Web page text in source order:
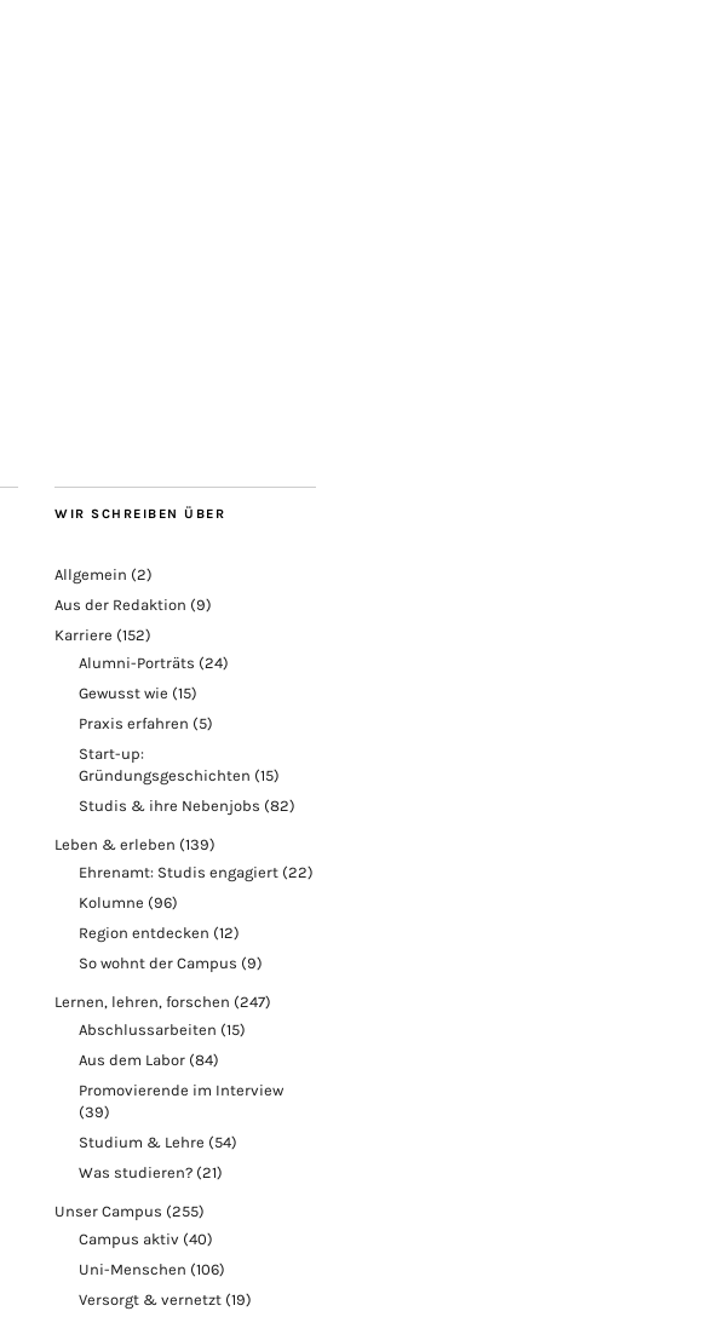
WIR SCHREIBEN ÜBER
Allgemein (2)
Aus der Redaktion (9)
Karriere (152)
Alumni-Porträts (24)
Gewusst wie (15)
Praxis erfahren (5)
Start-up:
Gründungsgeschichten (15)
Studis & ihre Nebenjobs (82)
Leben & erleben (139)
Ehrenamt: Studis engagiert (22)
Kolumne (96)
Region entdecken (12)
So wohnt der Campus (9)
Lernen, lehren, forschen (247)
Abschlussarbeiten (15)
Aus dem Labor (84)
Promovierende im Interview
(39)
Studium & Lehre (54)
Was studieren? (21)
Unser Campus (255)
Campus aktiv (40)
Uni-Menschen (106)
Versorgt & vernetzt (19)